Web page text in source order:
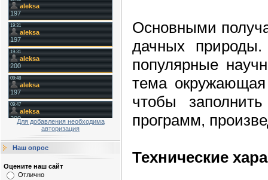
Для добавления необходима
авторизация
Наш опрос
Оцените наш сайт
Отлично
Основными
дачных
популярные
тема
чтобы
программ,
Технические